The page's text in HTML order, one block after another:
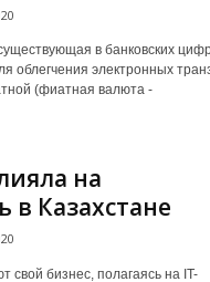
в банковских
облегчения электронных
(фиатная валюта -
на
в Казахстане
свой бизнес, полагаясь на IT-